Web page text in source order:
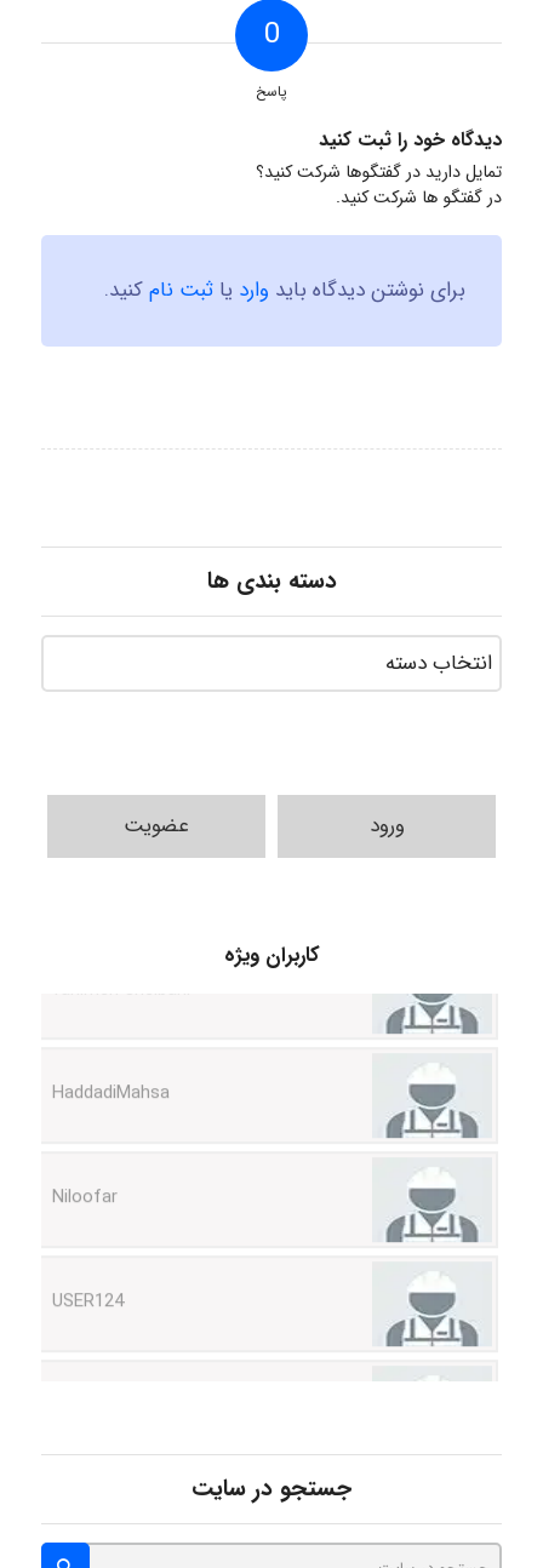
0
پاسخ
دیدگاه خود را ثبت کنید
تمایل دارید در گفتگوها شرکت کنید؟
در گفتگو ها شرکت کنید.
برای نوشتن دیدگاه باید وارد یا ثبت نامکنید.
دسته بندی ها
ورود عضویت
کاربران ویژه
abolfazlkoshehe
جستجو در سایت